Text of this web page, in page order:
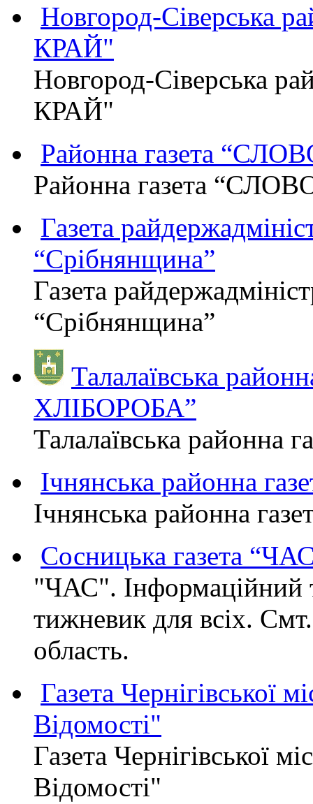
Новгород-Сіверська
КРАЙ"
Новгород-Сіверська
КРАЙ"
Районна газета
Районна газета
Газета
“Срібнянщина”
Газета
“Срібнянщина”
Талалаївська
ХЛІБОРОБА”
Талалаївська
Ічнянська районна
Ічнянська районна
Сосницька газета
"ЧАС". Інформаційний
тижневик для всіх.
область.
Газета Чернігівської
Відомості"
Газета Чернігівської
Відомості"